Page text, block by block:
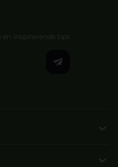
en inspirerende tips